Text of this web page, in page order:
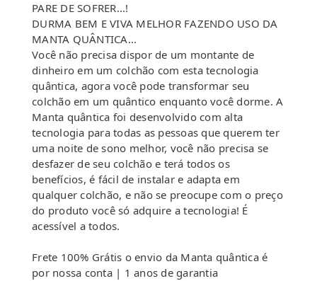
PARE DE SOFRER...!
DURMA BEM E VIVA MELHOR FAZENDO USO DA
MANTA QUÂNTICA...
Você não precisa dispor de um montante de
dinheiro em um colchão com esta tecnologia
quântica, agora você pode transformar seu
colchão em um quântico enquanto você dorme. A
Manta quântica foi desenvolvido com alta
tecnologia para todas as pessoas que querem ter
uma noite de sono melhor, você não precisa se
desfazer de seu colchão e terá todos os
benefícios, é fácil de instalar e adapta em
qualquer colchão, e não se preocupe com o preço
do produto você só adquire a tecnologia! É
acessível a todos.
Frete 100% Grátis o envio da Manta quântica é
por nossa conta | 1 anos de garantia